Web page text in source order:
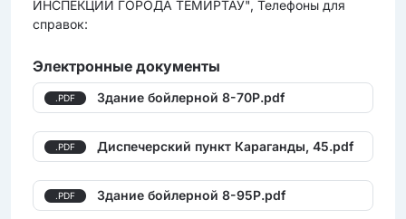
ИНСПЕКЦИИ ГОРОДА ТЕМИРТАУ", Телефоны для
справок:
Электронные документы
.PDF Здание бойлерной 8-70Р.pdf
.PDF Диспечерский пункт Караганды, 45.pdf
.PDF Здание бойлерной 8-95Р.pdf